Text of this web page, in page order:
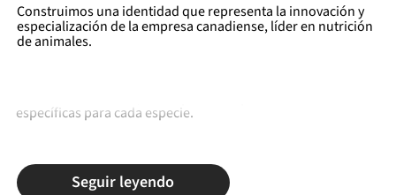
Construimos una identidad que representa la innovación y
especialización de la empresa canadiense, líder en nutrición
de animales.
específicas para cada especie.
Seguir leyendo